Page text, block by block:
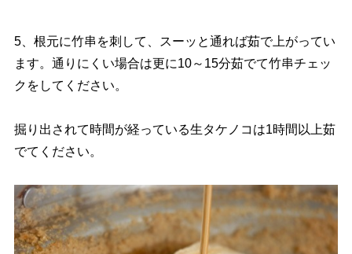
5、根元に竹串を刺して、スーッと通れば茹で上がってい
ます。通りにくい場合は更に10～15分茹でて竹串チェッ
クをしてください。
掘り出されて時間が経っている生タケノコは1時間以上茹
でてください。